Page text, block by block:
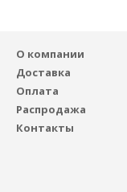
О компании
Доставка
Оплата
Распродажа
Контакты